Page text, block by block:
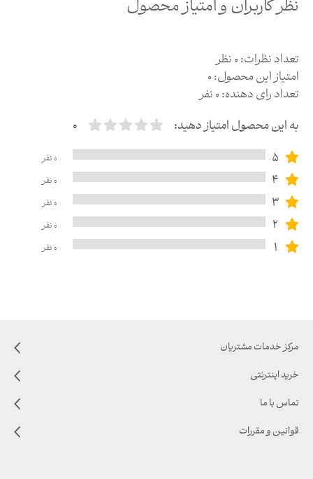
نظر کاربران و امتیاز محصول
تعداد نظرات:0نظر
امتیاز این محصول:0
تعداد رای دهنده:0نفر
به این محصول امتیاز دهید:
0
5
0نفر
4
0نفر
3
0نفر
2
0نفر
1
0نفر
مرکز خدمات مشتریان
خرید اینترنتی
تماس با ما
قوانین و مقررات